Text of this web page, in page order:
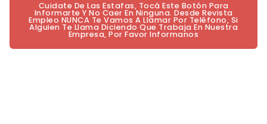
Cuidate De Las Estafas, Tocá Este Botón Para
Informarte Y No Caer En Ninguna. Desde Revista
Empleo NUNCA Te Vamos A Llamar Por Teléfono, Si
Alguien Te Llama Diciendo Que Trabaja En Nuestra
Empresa, Por Favor Informanos